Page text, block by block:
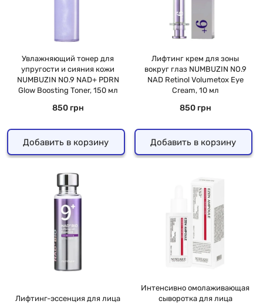
Увлажняющий тонер для
упругости и сияния кожи
NUMBUZIN NO.9 NAD+ PDRN
Glow Boosting Toner, 150 мл
850 грн
Добавить в корзину
Лифтинг крем для зоны
вокруг глаз NUMBUZIN NO.9
NAD Retinol Volumetox Eye
Cream, 10 мл
850 грн
Добавить в корзину
Лифтинг-эссенция для лица
Интенсивно омолаживающая
сыворотка для лица